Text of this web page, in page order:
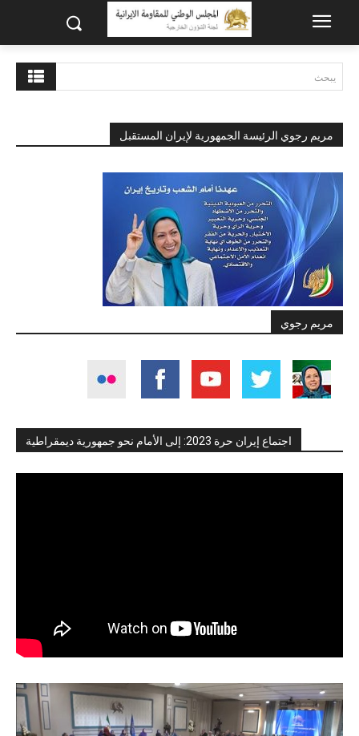
يبحث
مريم رجوي الرئيسة الجمهورية لإيران المستقبل
مريم رجوي
اجتماع إيران حرة 2023: إلى الأمام نحو جمهورية ديمقراطية